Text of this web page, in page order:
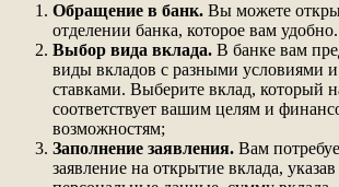
Обращение в банк. Вы можете
отделении банка, которое вам удобно.
Выбор вида вклада. В банке вам
виды вкладов с разными условиями
ставками. Выберите вклад, который
соответствует вашим целям и
возможностям;
Заполнение заявления. Вам
заявление на открытие вклада,